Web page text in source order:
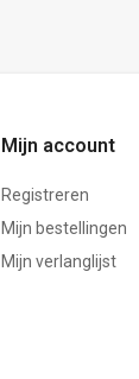
Mijn account
Registreren
Mijn bestellingen
Mijn verlanglijst